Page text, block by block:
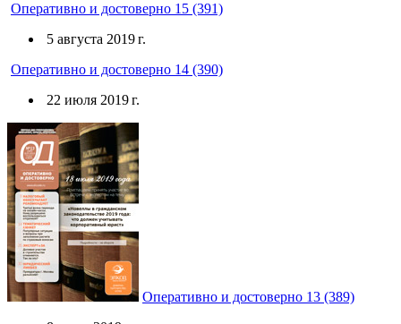
Оперативно и достоверно 15 (391)
5 августа 2019 г.
Оперативно и достоверно 14 (390)
22 июля 2019 г.
Оперативно и достоверно 13 (389)